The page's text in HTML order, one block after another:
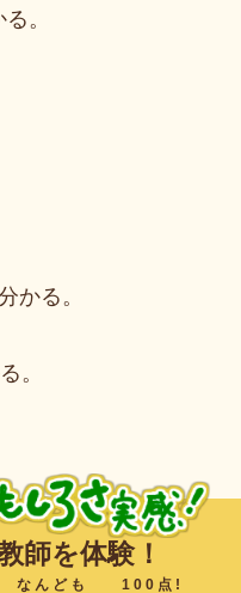
。
かる。
。
師を体験！